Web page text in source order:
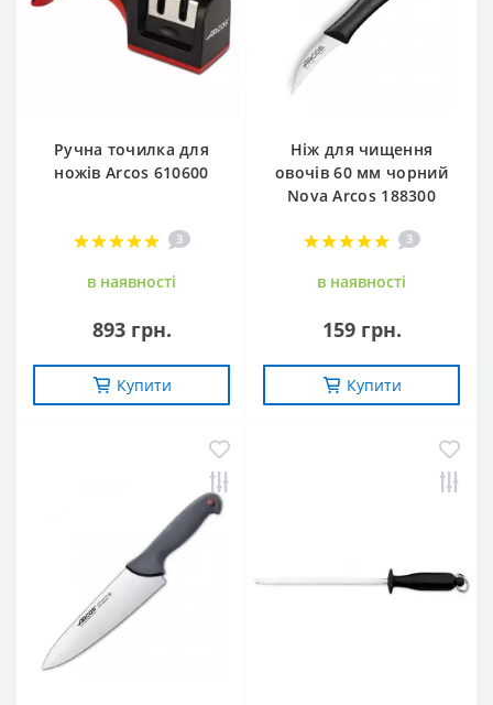
Ручна точилка для
ножів Arcos 610600
3
в наявностi
893 грн.
Купити
Ніж для чищення
овочів 60 мм чорний
Nova Arcos 188300
3
в наявностi
159 грн.
Купити